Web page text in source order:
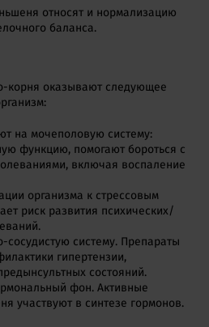
относят и нормализацию
баланса.
корня оказывают следующее
на мочеполовую систему:
функцию, помогают бороться с
включая воспаление
организма к стрессовым
риск развития психических/
сосудистую систему. Препараты
гипертензии,
состояний.
фон. Активные
участвуют в синтезе гормонов.